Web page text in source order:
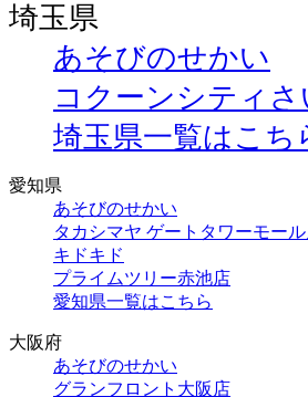
埼玉県
あそびのせかい
コクーンシティ
埼玉県一覧はこち
愛知県
あそびのせかい
タカシマヤ ゲートタワーモー
キドキド
プライムツリー赤池店
愛知県一覧はこちら
大阪府
あそびのせかい
グランフロント大阪店